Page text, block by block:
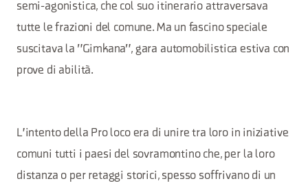
semi-agonistica, che col suo itinerario attraversava
tutte le frazioni del comune. Ma un fascino speciale
suscitava la "Gimkana", gara automobilistica estiva con
prove di abilità.
L'intento della Pro loco era di unire tra loro in iniziative
comuni tutti i paesi del sovramontino che, per la loro
distanza o per retaggi storici, spesso soffrivano di un